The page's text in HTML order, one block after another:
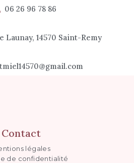
06 26 96 78 86
Launay, 14570 Saint-Remy
Contact
légales
de confidentialité